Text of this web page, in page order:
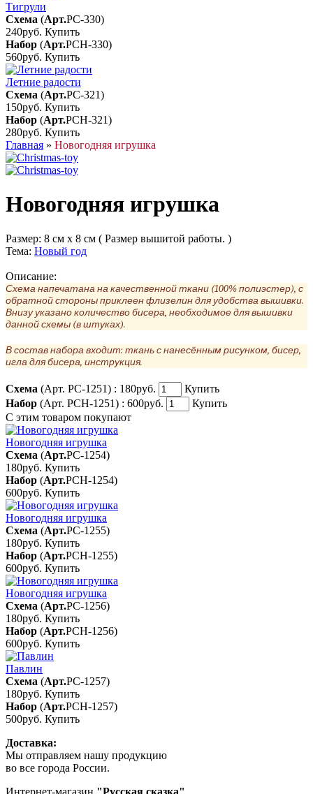
Тигрули
Схема (Арт.РС-330)
240руб. Купить
Набор (Арт.РСН-330)
560руб. Купить
Летние радости
Схема (Арт.РС-321)
150руб. Купить
Набор (Арт.РСН-321)
280руб. Купить
Главная » Новогодняя игрушка
Новогодняя игрушка
Размер: 8 см x 8 см ( Размер вышитой работы. )
Тема: Новый год
Описание:
Схема напечатана на качественной ткани (100% полиэстер), с
обратной стороны приклеен флизелин для удобства вышивки.
Внизу указано количество бисера, необходимое для вышивки
данной схемы (в штуках).
В состав набора входит: ткань с нанесённым рисунком, бисер,
игла для бисера, инструкция.
Схема (Арт. РС-1251) : 180руб.
Купить
Набор (Арт. РСН-1251) : 600руб.
Купить
С этим товаром покупают
Новогодняя игрушка
Схема (Арт.РС-1254)
180руб. Купить
Набор (Арт.РСН-1254)
600руб. Купить
Новогодняя игрушка
Схема (Арт.РС-1255)
180руб. Купить
Набор (Арт.РСН-1255)
600руб. Купить
Новогодняя игрушка
Схема (Арт.РС-1256)
180руб. Купить
Набор (Арт.РСН-1256)
600руб. Купить
Павлин
Схема (Арт.РС-1257)
180руб. Купить
Набор (Арт.РСН-1257)
500руб. Купить
Доставка:
Мы отправляем нашу продукцию
во все города России.
Интернет-магазин "Русская сказка"